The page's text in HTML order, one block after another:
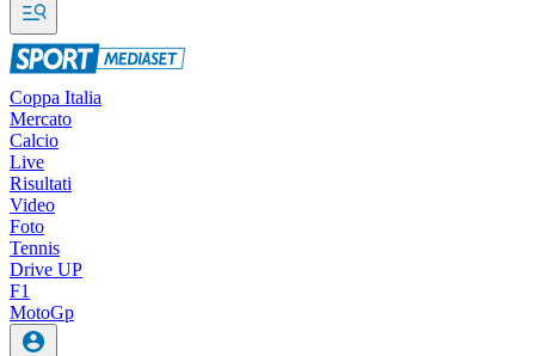
Coppa Italia
Mercato
Calcio
Live
Risultati
Video
Foto
Tennis
Drive UP
F1
MotoGp